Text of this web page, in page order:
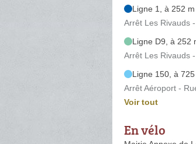
Ligne 1, à 252 m
Arrêt Les Rivauds
Ligne D9, à 252
Arrêt Les Rivauds
Ligne 150, à 725
Arrêt Aéroport -
Voir tout
En vélo